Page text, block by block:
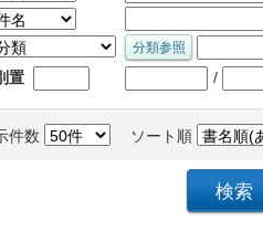
置 /
件数 ソート順